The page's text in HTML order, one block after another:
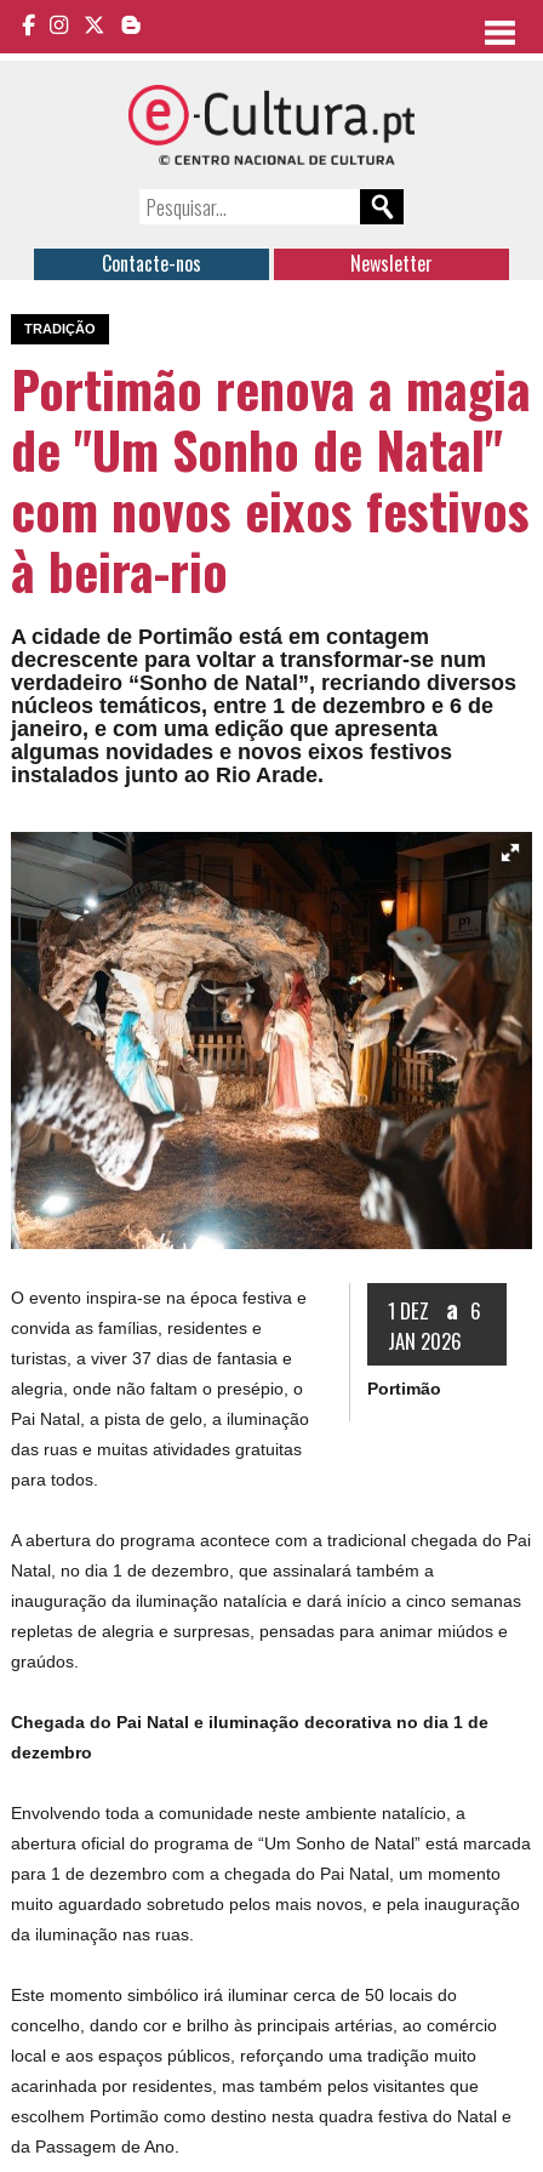
Contacte-nos Newsletter
TRADIÇÃO
Portimão renova a magia
de "Um Sonho de Natal"
com novos eixos festivos
à beira-rio
A cidade de Portimão está em contagem
decrescente para voltar a transformar-se num
verdadeiro “Sonho de Natal”, recriando diversos
núcleos temáticos, entre 1 de dezembro e 6 de
janeiro, e com uma edição que apresenta
algumas novidades e novos eixos festivos
instalados junto ao Rio Arade.
1 DEZ a 6
JAN 2026
Portimão
O evento inspira-se na época festiva e
convida as famílias, residentes e
turistas, a viver 37 dias de fantasia e
alegria, onde não faltam o presépio, o
Pai Natal, a pista de gelo, a iluminação
das ruas e muitas atividades gratuitas
para todos.
A abertura do programa acontece com a tradicional chegada do Pai
Natal, no dia 1 de dezembro, que assinalará também a
inauguração da iluminação natalícia e dará início a cinco semanas
repletas de alegria e surpresas, pensadas para animar miúdos e
graúdos.
Chegada do Pai Natal e iluminação decorativa no dia 1 de
dezembro
Envolvendo toda a comunidade neste ambiente natalício, a
abertura oficial do programa de “Um Sonho de Natal” está marcada
para 1 de dezembro com a chegada do Pai Natal, um momento
muito aguardado sobretudo pelos mais novos, e pela inauguração
da iluminação nas ruas.
Este momento simbólico irá iluminar cerca de 50 locais do
concelho, dando cor e brilho às principais artérias, ao comércio
local e aos espaços públicos, reforçando uma tradição muito
acarinhada por residentes, mas também pelos visitantes que
escolhem Portimão como destino nesta quadra festiva do Natal e
da Passagem de Ano.